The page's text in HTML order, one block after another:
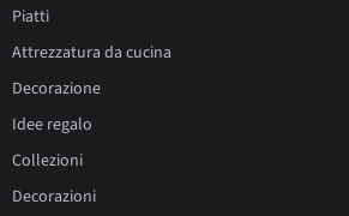
Piatti
Attrezzatura da cucina
Decorazione
Idee regalo
Collezioni
Decorazioni